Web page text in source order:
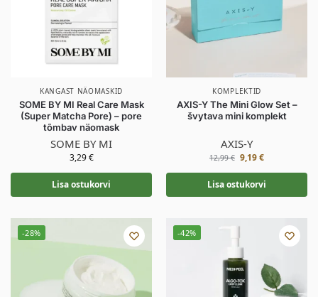
KANGAST NÄOMASKID
SOME BY MI Real Care Mask
(Super Matcha Pore) – pore
tõmbav näomask
SOME BY MI
3,29€
Lisa ostukorvi
KOMPLEKTID
AXIS-Y The Mini Glow Set –
švytava mini komplekt
AXIS-Y
12,99€ 9,19€
Lisa ostukorvi
-28% -42%